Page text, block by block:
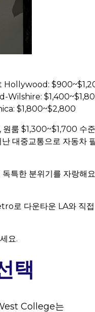
Hollywood:
Wilshire:
$1,800~$2,800
원룸 $1,300~$1,700 수
대중교통으로 자동차
특한 분위기를 자랑해
로 다운타운 LA와 직접
요.
택
College는